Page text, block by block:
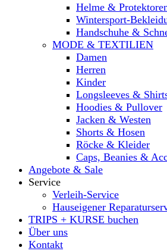
Helme &
Wintersport-
Handschuhe &
MODE & TEXTILIEN
Damen
Herren
Kinder
Longsleeves &
Hoodies & Pullover
Jacken & Westen
Shorts & Hosen
Röcke & Kleider
Caps, Beanies &
Angebote & Sale
Service
Verleih-Service
Hauseigener
TRIPS + KURSE buchen
Über uns
Kontakt